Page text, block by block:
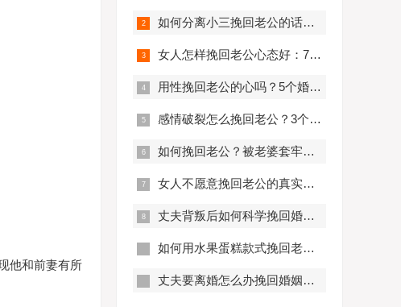
他和前妻有所
如何分离小三挽回老公的话术图片 - 7个心理学技巧让爱重燃
女人怎样挽回老公心态好：7个让婚姻重获新生的智慧法则
用性挽回老公的心吗？5个婚姻修复中被忽视的真相
感情破裂怎么挽回老公？3个阶段修复婚姻裂痕，重获幸福
如何挽回老公？被老婆套牢的婚姻拯救指南 | 情感修复实战技巧
女人不愿意挽回老公的真实原因：当婚姻走到尽头时的心理变化
丈夫背叛后如何科学挽回婚姻？5个步骤重建信任与亲密关系
如何用水果蛋糕款式挽回老公？5个甜蜜技巧重燃爱情
丈夫要离婚怎么办挽回婚姻？3个关键步骤帮你重获幸福